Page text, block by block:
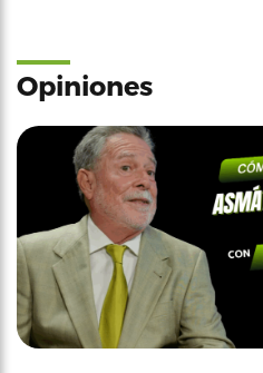
Opiniones